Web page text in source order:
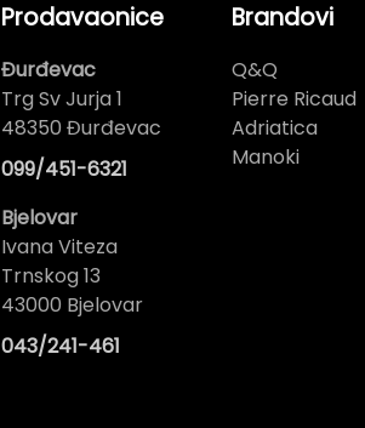
Prodavaonice
Đurđevac
Trg Sv Jurja 1
48350 Đurđevac
099/451-6321
Bjelovar
Ivana Viteza
Trnskog 13
43000 Bjelovar
043/241-461
Brandovi
Q&Q
Pierre Ricaud
Adriatica
Manoki